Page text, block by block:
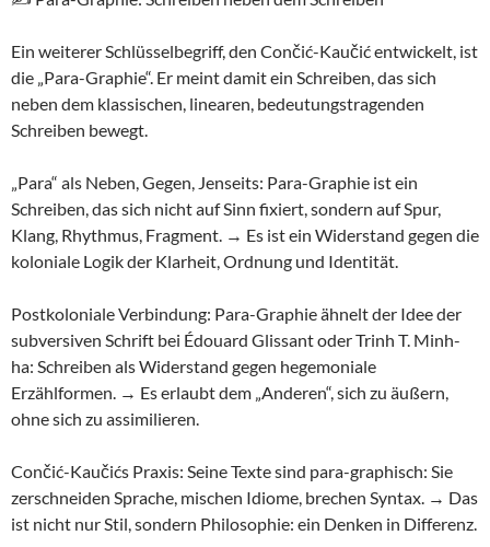
Ein weiterer Schlüsselbegriff, den Cončić-Kaučić entwickelt, ist
die „Para-Graphie“. Er meint damit ein Schreiben, das sich
neben dem klassischen, linearen, bedeutungstragenden
Schreiben bewegt.
„Para“ als Neben, Gegen, Jenseits: Para-Graphie ist ein
Schreiben, das sich nicht auf Sinn fixiert, sondern auf Spur,
Klang, Rhythmus, Fragment. → Es ist ein Widerstand gegen die
koloniale Logik der Klarheit, Ordnung und Identität.
Postkoloniale Verbindung: Para-Graphie ähnelt der Idee der
subversiven Schrift bei Édouard Glissant oder Trinh T. Minh-
ha: Schreiben als Widerstand gegen hegemoniale
Erzählformen. → Es erlaubt dem „Anderen“, sich zu äußern,
ohne sich zu assimilieren.
Cončić-Kaučićs Praxis: Seine Texte sind para-graphisch: Sie
zerschneiden Sprache, mischen Idiome, brechen Syntax. → Das
ist nicht nur Stil, sondern Philosophie: ein Denken in Differenz.